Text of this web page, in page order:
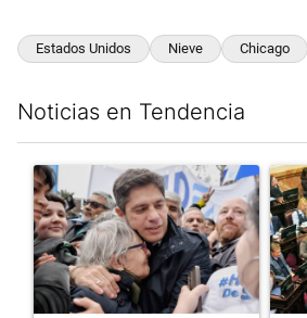
Estados Unidos Nieve Chicago
Noticias en Tendencia
Un artículo de tendencia con el título
Un